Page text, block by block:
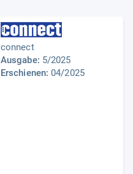
connect
Ausgabe: 5/2025
Erschienen: 04/2025